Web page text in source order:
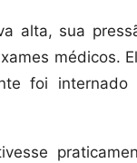
alta, sua
médicos.
foi